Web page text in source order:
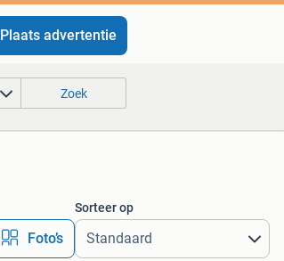
Plaats advertentie
Zoek
Foto’s
Sorteer op